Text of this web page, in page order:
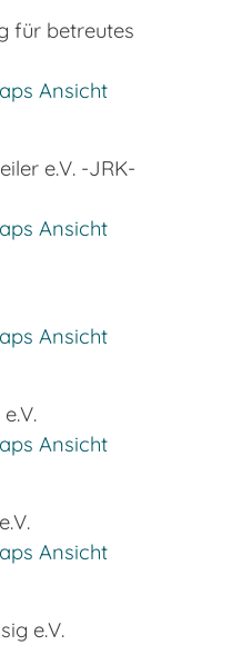
für betreutes
Ansicht
e.V. -JRK-
Ansicht
Ansicht
Ansicht
Ansicht
e.V.